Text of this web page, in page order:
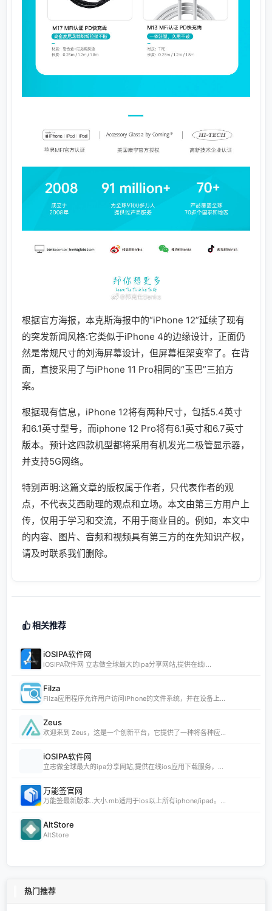
根据官方海报，本克斯海报中的“iPhone 12”延续了现有
的突发新闻风格:它类似于iPhone 4的边缘设计，正面仍
然是常规尺寸的刘海屏幕设计，但屏幕框架变窄了。在背
面，直接采用了与iPhone 11 Pro相同的“玉巴”三拍方
案。
根据现有信息，iPhone 12将有两种尺寸，包括5.4英寸
和6.1英寸型号，而iphone 12 Pro将有6.1英寸和6.7英寸
版本。预计这四款机型都将采用有机发光二极管显示器，
并支持5G网络。
特别声明:这篇文章的版权属于作者，只代表作者的观
点，不代表艾西助理的观点和立场。本文由第三方用户上
传，仅用于学习和交流，不用于商业目的。例如，本文中
的内容、图片、音频和视频具有第三方的在先知识产权，
请及时联系我们删除。
相关推荐
iOSIPA软件网
iOSIPA软件网 立志做全球最大的ipa分享网站,提供在线i...
Filza
Filza应用程序允许用户访问iPhone的文件系统，并在设备上...
Zeus
欢迎来到 Zeus，这是一个创新平台，它提供了一种将各种应...
iOSIPA软件网
立志做全球最大的ipa分享网站,提供在线ios应用下载服务，...
万能签官网
万能签最新版本..大小.mb适用于ios以上所有iphone/ipad。...
AltStore
AltStore
热门推荐